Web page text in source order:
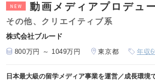
NEW 動画メディアプロデュ
その他、クリエイティブ系
株式会社ブルード
800万円 ～ 1049万円 東京都 年収
日本最大級の留学メディア事業を運営／成長環境